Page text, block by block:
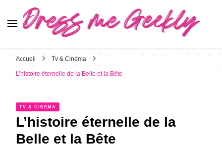
Accueil Tv & Cinéma
L’histoire éternelle de la Belle et la Bête
TV & CINÉMA
L’histoire éternelle de la
Belle et la Bête